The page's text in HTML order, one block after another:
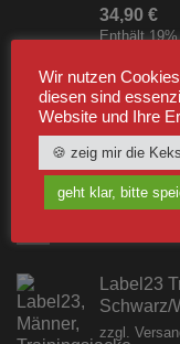
34,90 €
Enthält
Yakuza
34,90€
zzgl.
BESTSELLER
Label23
Schwarz/
zzgl.
Wir nutzen
diesen sind
Website und Ihre
🍪 zeig mir die
geht klar, bitte